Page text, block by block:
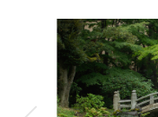
撮影料
着付け
アルバム
衣装追加